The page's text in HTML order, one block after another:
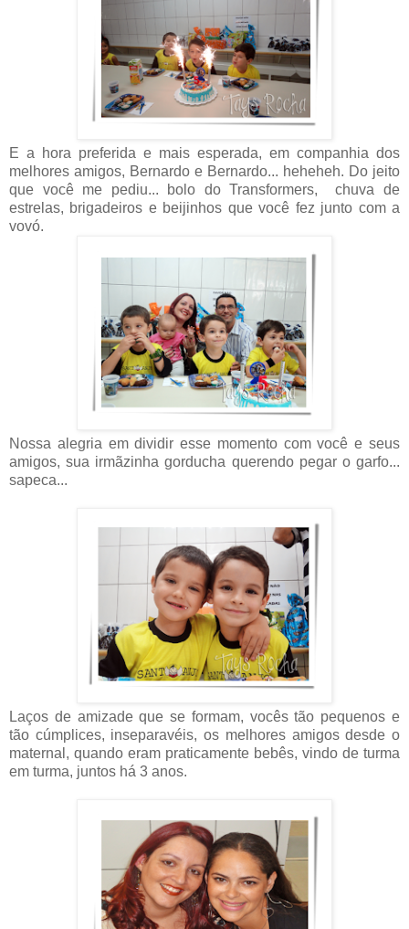
E a hora preferida e mais esperada, em companhia dos
melhores amigos, Bernardo e Bernardo... heheheh. Do jeito
que você me pediu... bolo do Transformers, chuva de
estrelas, brigadeiros e beijinhos que você fez junto com a
vovó.
Nossa alegria em dividir esse momento com você e seus
amigos, sua irmãzinha gorducha querendo pegar o garfo...
sapeca...
Laços de amizade que se formam, vocês tão pequenos e
tão cúmplices, inseparavéis, os melhores amigos desde o
maternal, quando eram praticamente bebês, vindo de turma
em turma, juntos há 3 anos.